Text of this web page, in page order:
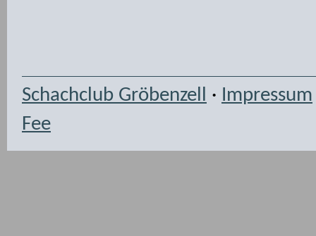
Schachclub Gröbenzell · Impressum
Fee